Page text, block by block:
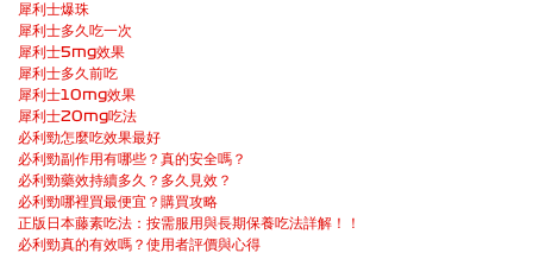
犀利士爆珠
犀利士多久吃一次
犀利士5mg效果
犀利士多久前吃
犀利士10mg效果
犀利士20mg吃法
必利勁怎麼吃效果最好
必利勁副作用有哪些？真的安全嗎？
必利勁藥效持續多久？多久見效？
必利勁哪裡買最便宜？購買攻略
正版日本藤素吃法：按需服用與長期保養吃法詳解！！
必利勁真的有效嗎？使用者評價與心得